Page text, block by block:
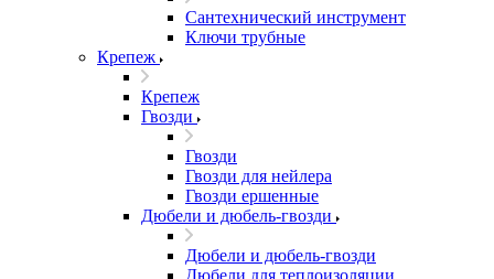
Сантехнический инструмент
Ключи трубные
Крепеж
Крепеж
Гвозди
Гвозди
Гвозди для нейлера
Гвозди ершенные
Дюбели и дюбель-гвозди
Дюбели и дюбель-гвозди
Дюбели для теплоизоляции